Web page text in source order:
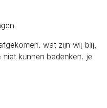
wat zijn wij blij,
kunnen bedenken. je